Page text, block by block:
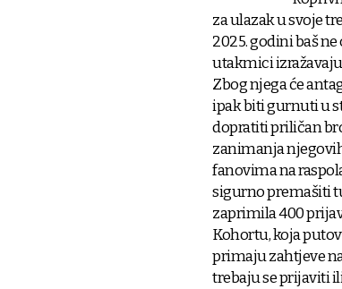
za ulazak u svoje
2025. godini baš
utakmici
Zbog njega će
ipak biti gurnuti u
dopratiti priličan
zanimanja
fanovima na
sigurno premašiti
zaprimila 400
Kohortu, koja
primaju zahtjeve
trebaju se prijaviti